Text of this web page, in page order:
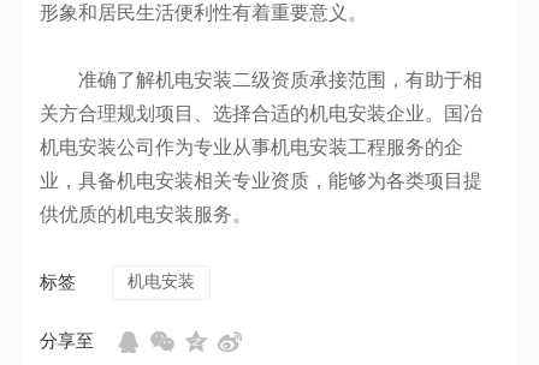
形象和居民生活便利性有着重要意义。
准确了解机电安装二级资质承接范围，有助于相
关方合理规划项目、选择合适的机电安装企业。国冶
机电安装公司作为专业从事机电安装工程服务的企
业，具备机电安装相关专业资质，能够为各类项目提
供优质的机电安装服务。
标签 机电安装
分享至